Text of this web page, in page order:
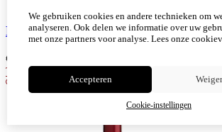
Melini Chianti Governo
€
Toevoegen
We gebruiken cookies en andere technieken om
analyseren. Ook delen we informatie over uw
met onze partners voor analyse. Lees onze
Accepteren
Cookie-instellingen